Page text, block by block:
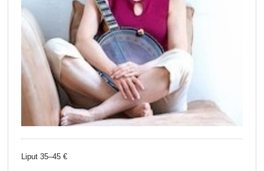
Liput 35–45 €